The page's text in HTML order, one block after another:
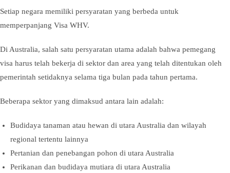
Setiap negara memiliki persyaratan yang berbeda untuk
memperpanjang Visa WHV.
Di Australia, salah satu persyaratan utama adalah bahwa pemegang
visa harus telah bekerja di sektor dan area yang telah ditentukan oleh
pemerintah setidaknya selama tiga bulan pada tahun pertama.
Beberapa sektor yang dimaksud antara lain adalah:
Budidaya tanaman atau hewan di utara Australia dan wilayah
regional tertentu lainnya
Pertanian dan penebangan pohon di utara Australia
Perikanan dan budidaya mutiara di utara Australia